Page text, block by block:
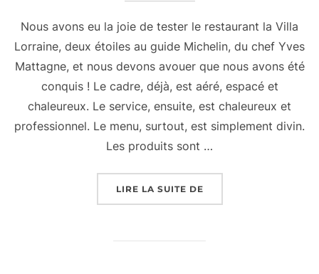
Nous avons eu la joie de tester le restaurant la Villa
Lorraine, deux étoiles au guide Michelin, du chef Yves
Mattagne, et nous devons avouer que nous avons été
conquis ! Le cadre, déjà, est aéré, espacé et
chaleureux. Le service, ensuite, est chaleureux et
professionnel. Le menu, surtout, est simplement divin.
Les produits sont …
LIRE LA SUITE DE« RESTAURANT LA